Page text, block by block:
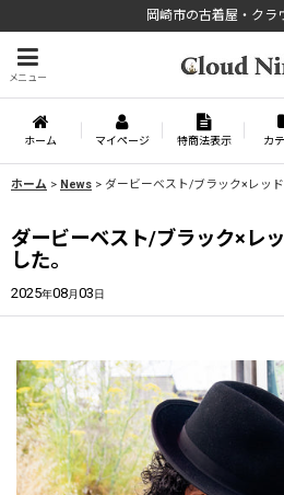
岡崎市の古着屋・クラ
メニュー
ホーム マイページ 特商法表示 カ
ホーム > News > ダービーベスト/ブラック×レッ
ダービーベスト/ブラック×レ
した。
2025年08月03日